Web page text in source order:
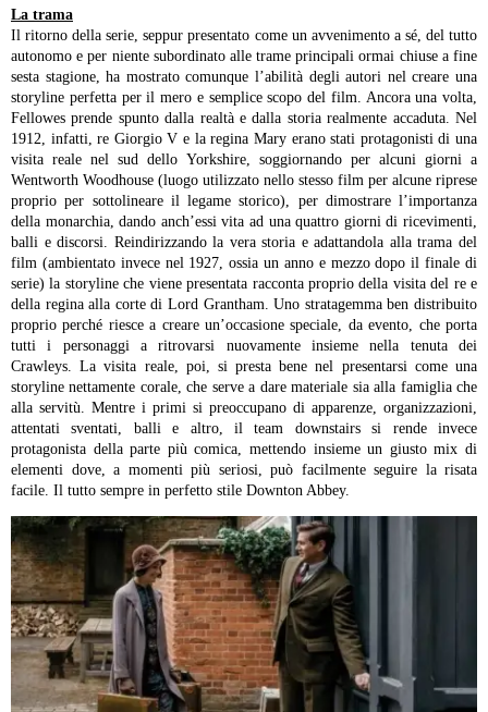
La trama
Il ritorno della serie, seppur presentato come un avvenimento a sé, del tutto
autonomo e per niente subordinato alle trame principali ormai chiuse a fine
sesta stagione, ha mostrato comunque l’abilità degli autori nel creare una
storyline perfetta per il mero e semplice scopo del film. Ancora una volta,
Fellowes prende spunto dalla realtà e dalla storia realmente accaduta. Nel
1912, infatti, re Giorgio V e la regina Mary erano stati protagonisti di una
visita reale nel sud dello Yorkshire, soggiornando per alcuni giorni a
Wentworth Woodhouse (luogo utilizzato nello stesso film per alcune riprese
proprio per sottolineare il legame storico), per dimostrare l’importanza
della monarchia, dando anch’essi vita ad una quattro giorni di ricevimenti,
balli e discorsi. Reindirizzando la vera storia e adattandola alla trama del
film (ambientato invece nel 1927, ossia un anno e mezzo dopo il finale di
serie) la storyline che viene presentata racconta proprio della visita del re e
della regina alla corte di Lord Grantham. Uno stratagemma ben distribuito
proprio perché riesce a creare un’occasione speciale, da evento, che porta
tutti i personaggi a ritrovarsi nuovamente insieme nella tenuta dei
Crawleys. La visita reale, poi, si presta bene nel presentarsi come una
storyline nettamente corale, che serve a dare materiale sia alla famiglia che
alla servitù. Mentre i primi si preoccupano di apparenze, organizzazioni,
attentati sventati, balli e altro, il team downstairs si rende invece
protagonista della parte più comica, mettendo insieme un giusto mix di
elementi dove, a momenti più seriosi, può facilmente seguire la risata
facile. Il tutto sempre in perfetto stile Downton Abbey.